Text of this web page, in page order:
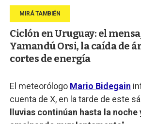
Ciclón en Uruguay: el
Yamandú Orsi, la caída de
cortes de energía
El meteorólogo Mario Bidegain
cuenta de X, en la tarde de este
lluvias continúan hasta la